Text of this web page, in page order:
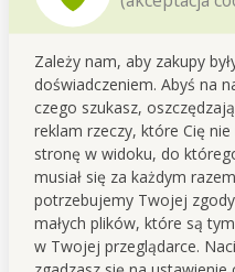
Zależy nam, aby zakupy
doświadczeniem. Abyś na
czego szukasz,
reklam rzeczy, które Cię
stronę w widoku, do
musiał się za każdym
potrzebujemy Twojej
małych plików, które są
w Twojej przeglądarce.
- dzięki niemu nie
z wanny czy spod
pozostawisz